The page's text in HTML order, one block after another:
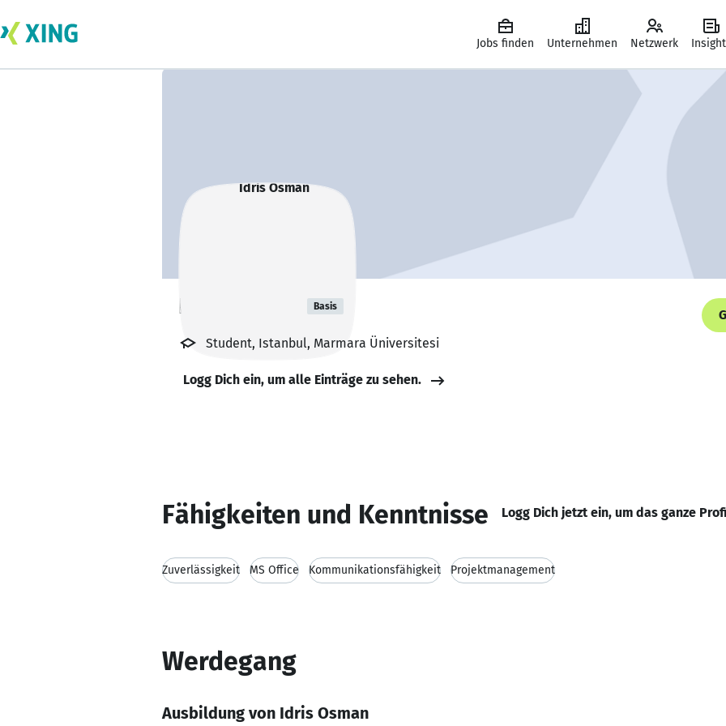
Jobs finden Unternehmen Netzwerk
Idris Osman Basis
Student, Istanbul, Marmara Üniversitesi
Logg Dich ein, um alle Einträge zu sehen.
Fähigkeiten und Kenntnisse Logg Dich jetzt ein, um das ganze
Zuverlässigkeit MS Office Kommunikationsfähigkeit Projektmanagement
Werdegang
Ausbildung von Idris Osman